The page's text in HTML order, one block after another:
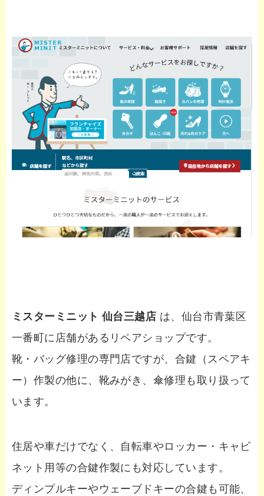
ミスターミニット 仙台三越店 は、仙台市青葉区
一番町に店舗があるリペアショップです。
靴・バッグ修理の専門店ですが、合鍵（スペアキ
ー）作製の他に、靴みがき、傘修理も取り扱って
います。
住居や車だけでなく、自転車やロッカー・キャビ
ネット用等の合鍵作製にも対応しています。
ディンプルキーやウェーブドキーの合鍵も可能、